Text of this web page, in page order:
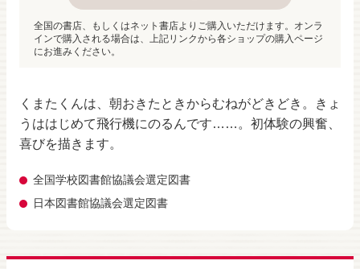
くまたくんは、朝おきたときからむねがどきどき。きょ
うははじめて飛行機にのるんです……。初体験の興奮、
喜びを描きます。
全国学校図書館協議会選定図書
日本図書館協議会選定図書
全国の書店、もしくはネット書店よりご購入いただけます。オンラ
インで購入される場合は、上記リンクから各ショップの購入ページ
にお進みください。